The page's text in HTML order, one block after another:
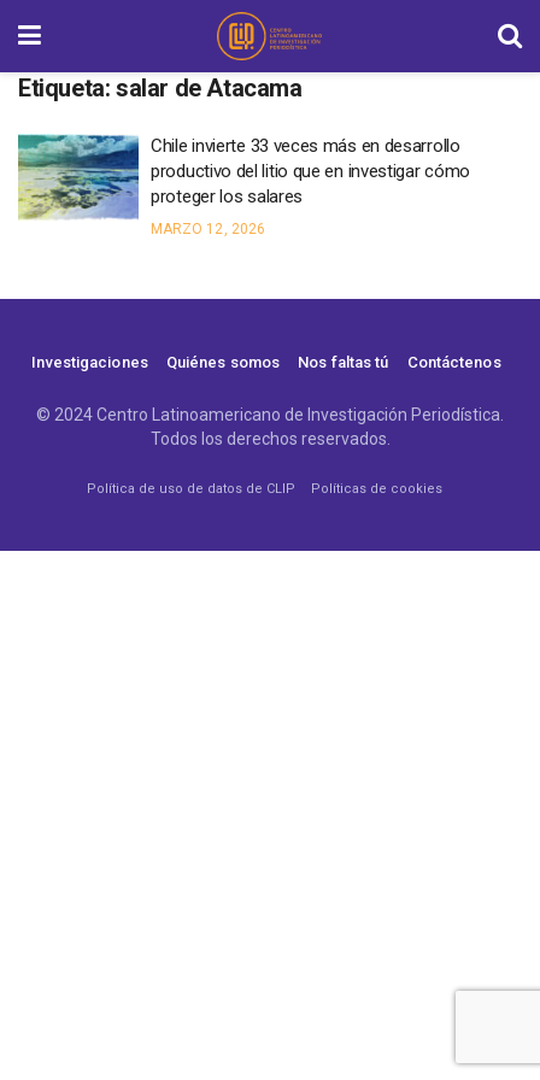
Etiqueta: salar de Atacama
Chile invierte 33 veces más en desarrollo
productivo del litio que en investigar cómo
proteger los salares
MARZO 12, 2026
Investigaciones Quiénes somos Nos faltas tú Contáctenos
© 2024 Centro Latinoamericano de Investigación Periodística.
Todos los derechos reservados.
Política de uso de datos de CLIP Políticas de cookies